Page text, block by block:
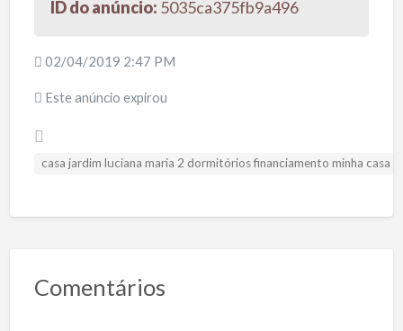
ID do anúncio: 5035ca375fb9a496
02/04/2019 2:47 PM
Este anúncio expirou
casa jardim luciana maria 2 dormitórios financiamento minha casa
Comentários